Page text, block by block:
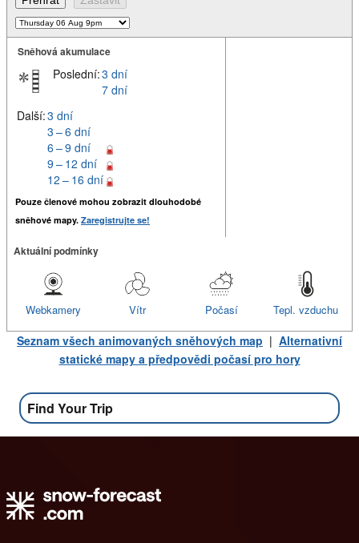
Sněhová akumulace
Poslední:3 dní
7 dní
Další:3 dní
3 – 6 dní
6 – 9 dní
9 – 12 dní
12 – 16 dní
Pouze členové mohou zobrazit dlouhodobé
sněhové mapy. Zaregistrujte se!
Aktuální podmínky
Tepl. vzduchu
Počasí
Vítr
Webkamery
Seznam všech animovaných sněhových map | Alternativní
statické mapy a předpovědi počasí pro hory
Find Your Trip